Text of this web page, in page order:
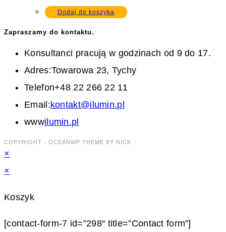
Dodaj do koszyka
Zapraszamy do kontaktu.
Konsultanci pracują w godzinach od 9 do 17.
Adres:Towarowa 23, Tychy
Telefon+48 22 266 22 11
Email:kontakt@ilumin.plOpens
your
wwwilumin.pl
COPYRIGHT - OCEANWP THEME BY NICK
×
×
Koszyk
[contact-form-7 id=”298″ title=”Contact form”]